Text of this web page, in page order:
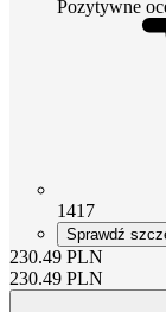
Pozytywne
1417
Sprawdź
230.49 PLN
230.49 PLN